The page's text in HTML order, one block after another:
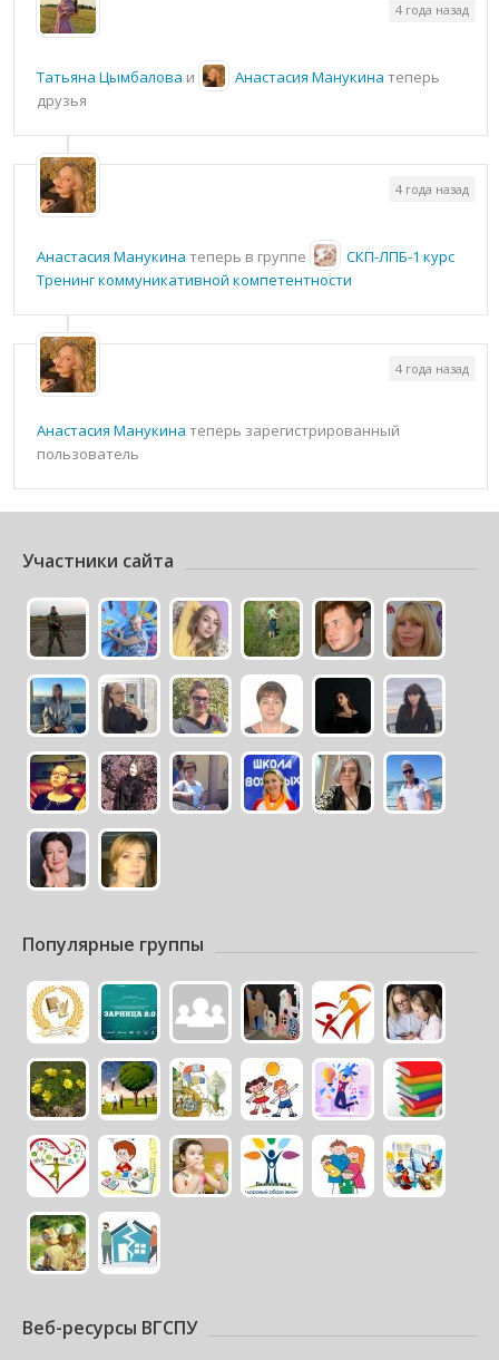
Татьяна Цымбалова и Анастасия Манукина теперь
друзья
4 года назад
Анастасия Манукина теперь в группе
СКП-ЛПБ-1 курс
Тренинг коммуникативной компетентности
4 года назад
Анастасия Манукина теперь зарегистрированный
пользователь
4 года назад
Участники сайта
Популярные группы
Веб-ресурсы ВГСПУ